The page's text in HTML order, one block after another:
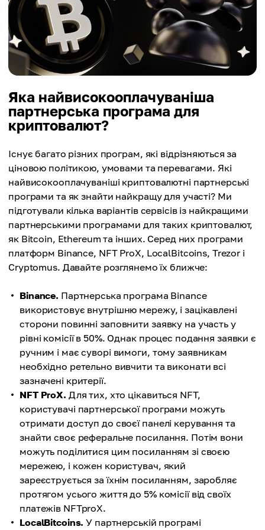
Яка найвисокооплачуваніша
партнерська програма для
криптовалют?
Існує багато різних програм, які відрізняються за
ціновою політикою, умовами та перевагами. Які
найвисокооплачуваніші криптовалютні партнерські
програми та як знайти найкращу для участі? Ми
підготували кілька варіантів сервісів із найкращими
партнерськими програмами для таких криптовалют,
як Bitcoin, Ethereum та інших. Серед них програми
платформ Binance, NFT ProX, LocalBitcoins, Trezor і
Cryptomus. Давайте розглянемо їх ближче:
Binance. Партнерська програма Binance
використовує внутрішню мережу, і зацікавлені
сторони повинні заповнити заявку на участь у
рівні комісії в 50%. Однак процес подання заявки є
ручним і має суворі вимоги, тому заявникам
необхідно ретельно вивчити та виконати всі
зазначені критерії.
NFT ProX. Для тих, хто цікавиться NFT,
користувачі партнерської програми можуть
отримати доступ до своєї панелі керування та
знайти своє реферальне посилання. Потім вони
можуть поділитися цим посиланням зі своєю
мережею, і кожен користувач, який
зареєструється за їхнім посиланням, заробляє
протягом усього життя до 5% комісії від своїх
платежів NFTproX.
LocalBitcoins. У партнерській програмі